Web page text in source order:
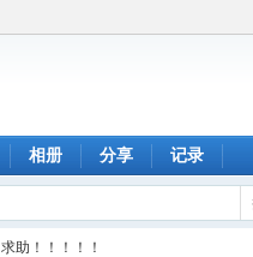
相册 分享 记录
求助！！！！！